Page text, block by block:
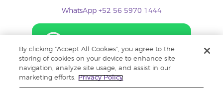
WhatsApp +52 56 5970 1444
By clicking “Accept All Cookies”, you agree to the
storing of cookies on your device to enhance site
navigation, analyze site usage, and assist in our
marketing efforts.
Privacy Policy